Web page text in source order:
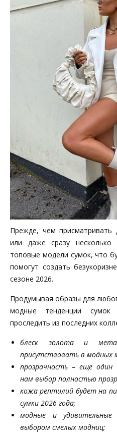
Прежде, чем присматривать
или даже сразу
топовые модели сумок, что
помогут создать
сезоне 2026.
Продумывая образы для
модные тенденции
проследить из последних
блеск золота и
присутствовать в модных
прозрачность – еще
нам выбор полностью
кожа рептилий будет на
сумки 2026 года;
модные и
выбором смелых модниц;